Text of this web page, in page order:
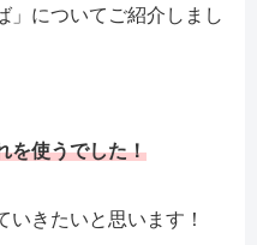
」についてご紹介しまし
を使うでした！
いきたいと思います！